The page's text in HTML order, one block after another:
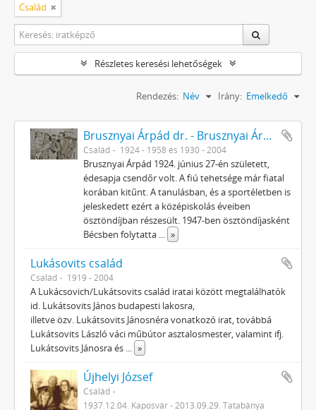
Család
Részletes keresési lehetőségek
Rendezés: Név Irány: Emelkedő
Brusznyai Árpád dr. - Brusznyai Árpádné Honti Ilona
Család 1924 - 1958 és 1930 - 2004
Brusznyai Árpád 1924. június 27-én született,
édesapja csendőr volt. A fiú tehetsége már fiatal
korában kitűnt. A tanulásban, és a sportéletben is
jeleskedett ezért a középiskolás éveiben
ösztöndíjban részesült. 1947-ben ösztöndíjasként
Bécsben folytatta ... »
Lukásovits család
Család 1919 - 2004
A Lukácsovich/Lukátsovits család iratai között megtalálhatók
id. Lukátsovits János budapesti lakosra,
illetve özv. Lukátsovits Jánosnéra vonatkozó irat, továbbá
Lukátsovits László váci műbútor asztalosmester, valamint ifj.
Lukátsovits Jánosra és ... »
Újhelyi József
Család
1937.12.04. Kaposvár - 2013.09.29. Tatabánya